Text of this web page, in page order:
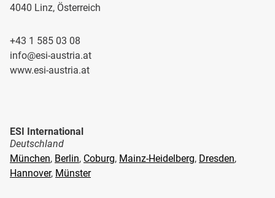
4040 Linz, Österreich
+43 1 585 03 08
info@esi-austria.at
www.esi-austria.at
ESI International
Deutschland
München, Berlin, Coburg, Mainz-Heidelberg, Dresden,
Hannover, Münster